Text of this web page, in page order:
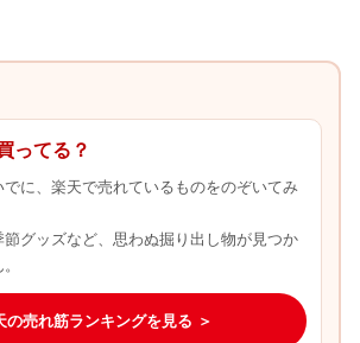
ってる？
に、楽天で売れているものをのぞいてみ
節グッズなど、思わぬ掘り出し物が見つか
の売れ筋ランキングを見る ＞